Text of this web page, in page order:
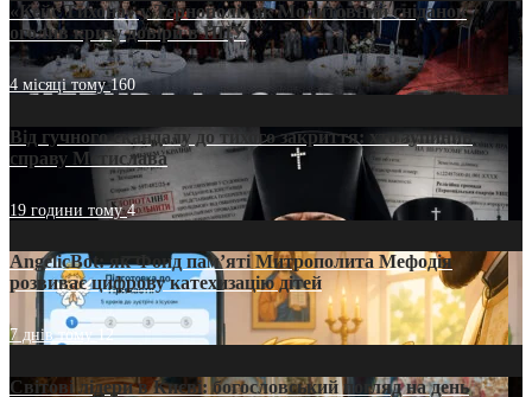
«Кейс Тихона» у Тернополі: як Молитовний сніданок
оголив кризу довіри в ПЦУ
4 місяці тому160
Від гучного скандалу до тихого закриття: хто зупинив
справу Мстислава
19 години тому4
AngelicBot: як Фонд пам’яті Митрополита Мефодія
розвиває цифрову катехизацію дітей
7 днів тому12
Світові лідери в Києві: богословський погляд на день